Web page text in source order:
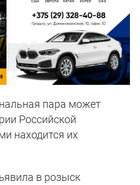
пара может
Российской
находится их
в розыск